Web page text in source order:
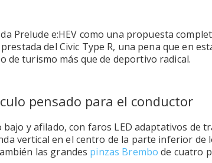
Prelude e:HEV como una propuesta
del Civic Type R, una pena que en
de turismo más que de deportivo radical.
pensado para el conductor
y afilado, con faros LED adaptativos de
vertical en el centro de la parte inferior
las grandes pinzas Brembo de cuatro